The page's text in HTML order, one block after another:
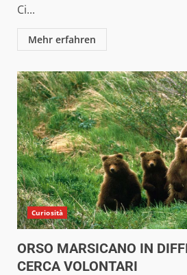
Ci...
Mehr erfahren
Curiosità
ORSO MARSICANO IN
CERCA VOLONTARI